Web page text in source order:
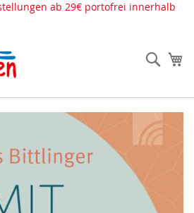
ab 29€ portofrei innerhalb